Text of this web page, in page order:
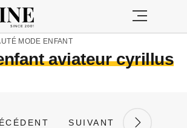
MODE ENFANT
aviateur cyrillus
SUIVANT